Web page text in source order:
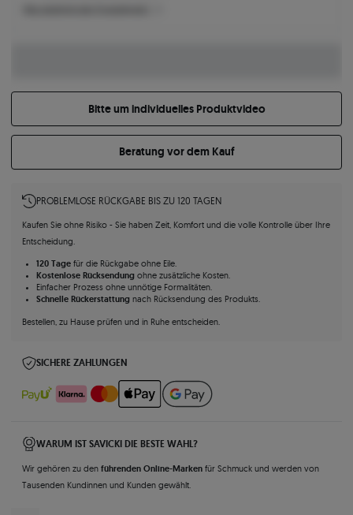
Bitte um individuelles Produktvideo
Beratung vor dem Kauf
PROBLEMLOSE RÜCKGABE BIS ZU 120 TAGEN
Kaufen Sie ohne Risiko - Sie haben Zeit, Komfort und die volle Kontrolle über Ihre
Entscheidung.
120 Tagefür die Rückgabe ohne Eile.
Kostenlose Rücksendungohne zusätzliche Kosten.
Einfacher Prozess ohne unnötige Formalitäten.
Schnelle Rückerstattungnach Rücksendung des Produkts.
Bestellen, zu Hause prüfen und in Ruhe entscheiden.
SICHERE ZAHLUNGEN
WARUM IST SAVICKI DIE BESTE WAHL?
Wir gehören zu den führenden Online-Marken für Schmuck und werden von
Tausenden Kundinnen und Kunden gewählt.